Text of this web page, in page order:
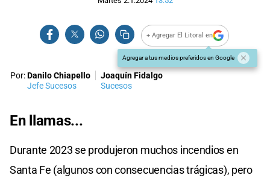
+ Agregar El Litoral en
Agregar a tus medios preferidos en Google
Por:Danilo Chiapello
Jefe Sucesos
Joaquín Fidalgo
Sucesos
En llamas...
Durante 2023 se produjeron muchos incendios en
Santa Fe (algunos con consecuencias trágicas), pero